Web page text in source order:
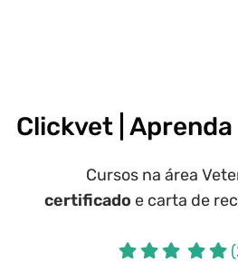
Clickvet |
Cursos na área
certificado e carta de